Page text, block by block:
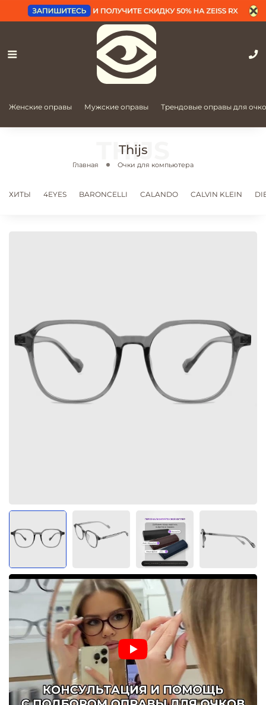
Женские оправы Мужские оправы Трендовые оправы для
Thijs
Главная Очки для компьютера
ХИТЫ 4EYES BARONCELLI CALANDO CALVIN KLEIN